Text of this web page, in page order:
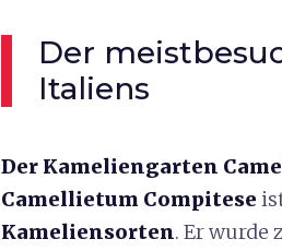
Der
Italiens
Der Kameliengarten
Camellietum Compitese
Kameliensorten. Er wurde